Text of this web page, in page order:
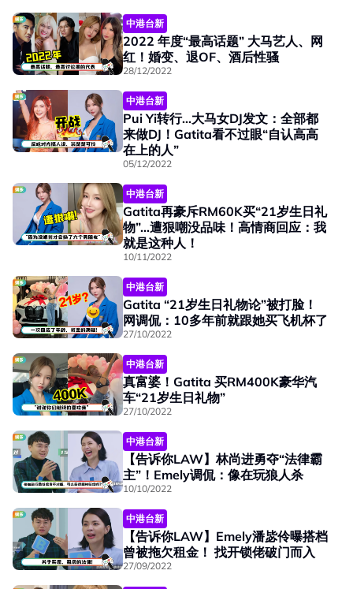
中港台新
2022 年度“最高话题” 大马艺人、网
红！婚变、退OF、酒后性骚
28/12/2022
中港台新
Pui Yi转行...大马女DJ发文：全部都
来做DJ！Gatita看不过眼“自认高高
在上的人”
05/12/2022
中港台新
Gatita再豪斥RM60K买“21岁生日礼
物”...遭狠嘲没品味！高情商回应：我
就是这种人！
10/11/2022
中港台新
Gatita “21岁生日礼物论”被打脸！
网调侃：10多年前就跟她买飞机杯了
27/10/2022
中港台新
真富婆！Gatita 买RM400K豪华汽
车“21岁生日礼物”
27/10/2022
中港台新
【告诉你LAW】林尚进勇夺“法律霸
主”！Emely调侃：像在玩狼人杀
10/10/2022
中港台新
【告诉你LAW】Emely潘毖伶曝搭档
曾被拖欠租金！ 找开锁佬破门而入
27/09/2022